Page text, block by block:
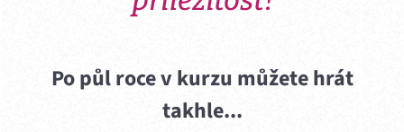
Po půl roce v kurzu můžete hrát
takhle...